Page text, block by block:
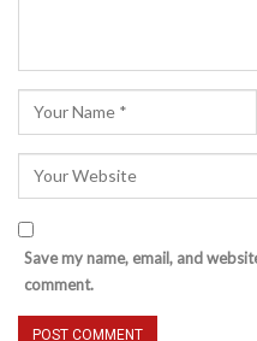
Save my name, email, and
comment.